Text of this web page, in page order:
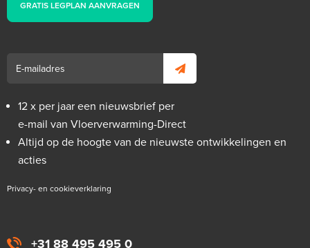
+31 88 495 495 0
GRATIS LEGPLAN AANVRAGEN
12 x per jaar een nieuwsbrief per
e-mail van Vloerverwarming-Direct
Altijd op de hoogte van de nieuwste ontwikkelingen en
acties
Privacy- en cookieverklaring